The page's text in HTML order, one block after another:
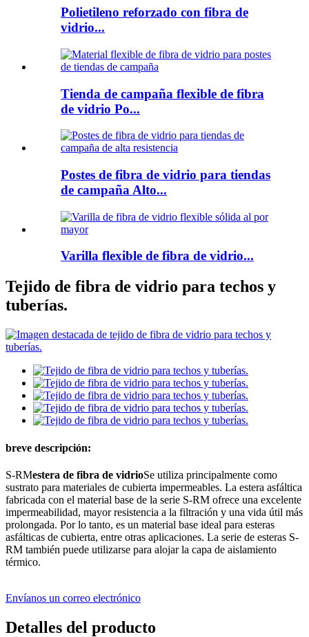
Polietileno reforzado con fibra de
vidrio...
Tienda de campaña flexible de fibra
de vidrio Po...
Postes de fibra de vidrio para tiendas
de campaña Alto...
Varilla flexible de fibra de vidrio...
Tejido de fibra de vidrio para techos y
tuberías.
breve descripción:
S-RMestera de fibra de vidrioSe utiliza principalmente como
sustrato para materiales de cubierta impermeables. La estera asfáltica
fabricada con el material base de la serie S-RM ofrece una excelente
impermeabilidad, mayor resistencia a la filtración y una vida útil más
prolongada. Por lo tanto, es un material base ideal para esteras
asfálticas de cubierta, entre otras aplicaciones. La serie de esteras S-
RM también puede utilizarse para alojar la capa de aislamiento
térmico.
Envíanos un correo electrónico
Detalles del producto